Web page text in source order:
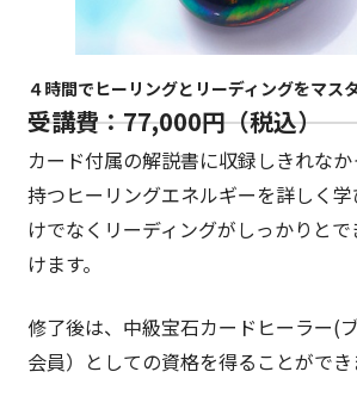
４時間でヒーリングとリーディングをマス
受講費：77,000円（税込）
カード付属の解説書に収録しきれな
持つヒーリングエネルギーを詳しく
けでなくリーディングがしっかりと
けます。
修了後は、中級宝石カードヒーラー(
会員）としての資格を得ることができ